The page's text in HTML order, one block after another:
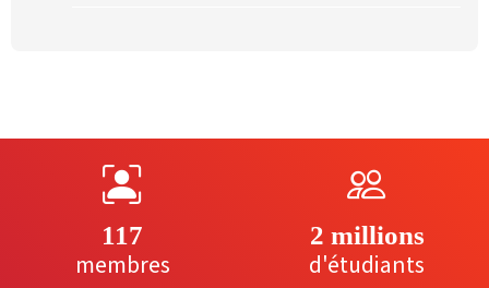
117
membres
2 millions
d'étudiants